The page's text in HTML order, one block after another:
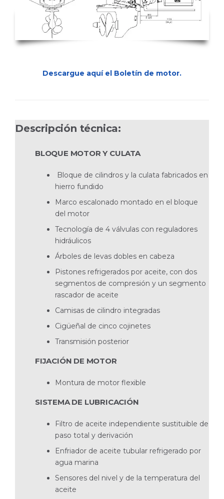
Descargue aquí el Boletín de motor.
Descripción técnica:
BLOQUE MOTOR Y CULATA
Bloque de cilindros y la culata fabricados en
hierro fundido
Marco escalonado montado en el bloque
del motor
Tecnología de 4 válvulas con reguladores
hidráulicos
Árboles de levas dobles en cabeza
Pistones refrigerados por aceite, con dos
segmentos de compresión y un segmento
rascador de aceite
Camisas de cilindro integradas
Cigüeñal de cinco cojinetes
Transmisión posterior
FIJACIÓN DE MOTOR
Montura de motor flexible
SISTEMA DE LUBRICACIÓN
Filtro de aceite independiente sustituible de
paso total y derivación
Enfriador de aceite tubular refrigerado por
agua marina
Sensores del nivel y de la temperatura del
aceite